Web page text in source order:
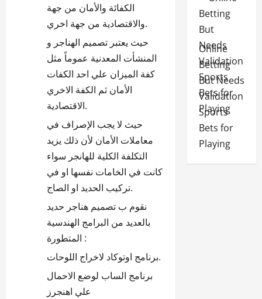
الكفائة والأمان من جهة
والاقتصادية من جهة اخري.
حيث يعتبر تصميم الهناجر و
المنشأت المعدنية عموماً مثل
كفة الميزان علي احد الكفات
الأمان ثم الكفة الاخري
الاقتصادية.
حيث لا يجب الإصراف في
معاملات الأمان لأن ذلك يزيد
التكلفة الكلية للهانجر سواء
كانت في الخامات نفسها او في
تركيب الحديد او الصاج.
نقوم ب تصميم هناجر حديد
بالعديد من البرامج الهندسية
المتطورة :
برنامج اوتوكاد لاخراج اللوحات.
برنامج الساب لوضع الاحمال
علي اهنجرز
Online
Betting
But Needs
Validation
Sports
Bets for
Playing